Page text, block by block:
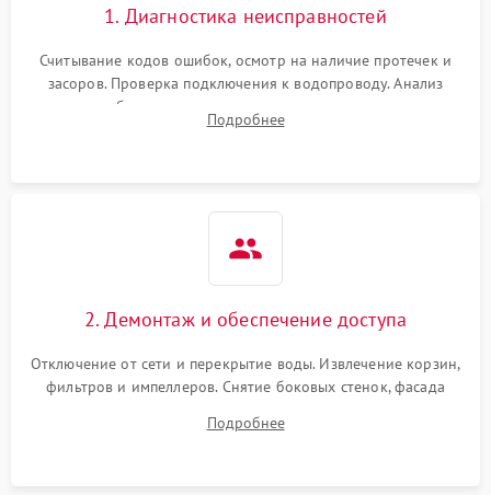
1. Диагностика неисправностей
Считывание кодов ошибок, осмотр на наличие протечек и
засоров. Проверка подключения к водопроводу. Анализ
жалоб на отсутствие слива, нагрева, вращения
разбрызгивателей или срабатывание системы защиты
Подробнее
2. Демонтаж и обеспечение доступа
Отключение от сети и перекрытие воды. Извлечение корзин,
фильтров и импеллеров. Снятие боковых стенок, фасада
циркуляционному насосу, ТЭНу и сливной помпе.
Подробнее